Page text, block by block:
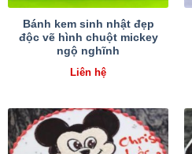
Bánh kem sinh nhật đẹp
độc vẽ hình chuột mickey
ngộ nghĩnh
Liên hệ